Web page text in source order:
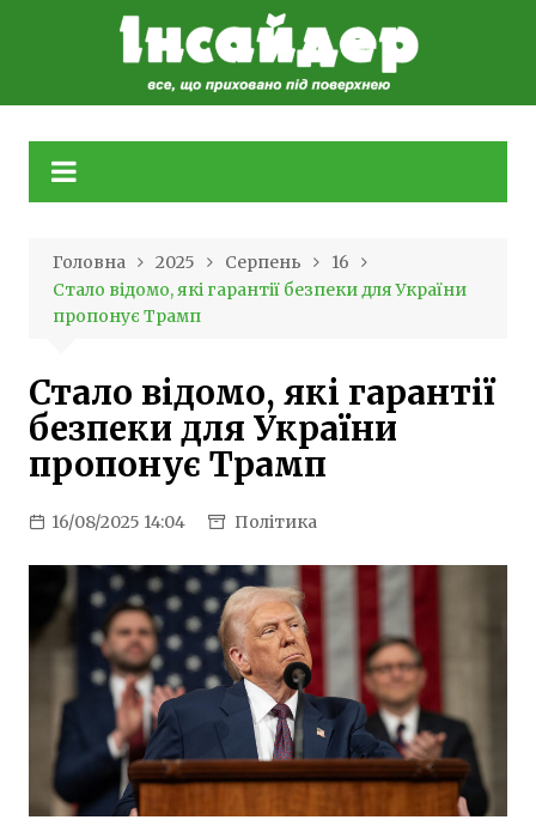
Головна 2025 Серпень
16
Стало відомо, які гарантії безпеки для України
пропонує Трамп
Стало відомо, які гарантії
безпеки для України
пропонує Трамп
16/08/2025 14:04 Політика